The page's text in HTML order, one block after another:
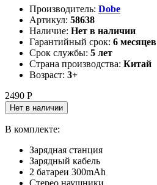
Производитель: Dobe
Артикул: 58638
Наличие: Нет в наличии
Гарантийный срок: 6 месяцев
Срок службы: 5 лет
Страна производства: Китай
Возраст: 3+
2490 Р
Нет в наличии
В комплекте:
Зарядная станция
Зарядный кабель
2 батареи 300mAh
Стерео наушники